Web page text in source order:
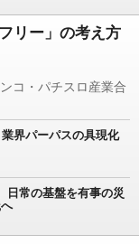
リー」の考え方
コ・パチスロ産業合
界パーパスの具現化
常の基盤を有事の災